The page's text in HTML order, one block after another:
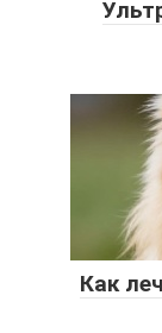
Как